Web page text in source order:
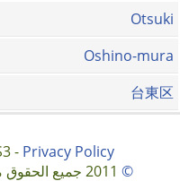
Otsuki
Oshino-mura
台東区
- Privacy Policy
©